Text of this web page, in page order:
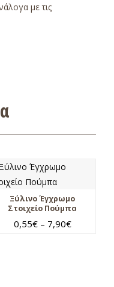
με τις
Ξύλινο Έγχρωμο
Στοιχείο Πούμπα
0,55€ – 7,90€